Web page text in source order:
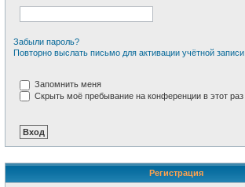
Забыли пароль?
Повторно выслать письмо для активации учётной записи
Запомнить меня
Скрыть моё пребывание на конференции в этот раз
Регистрация